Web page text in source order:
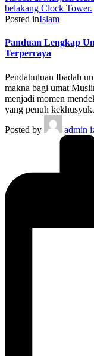
Posted inIslam
Panduan Lengkap
Terpercaya
Pendahuluan Ibadah
makna bagi umat
menjadi momen
yang penuh
Posted by
admin